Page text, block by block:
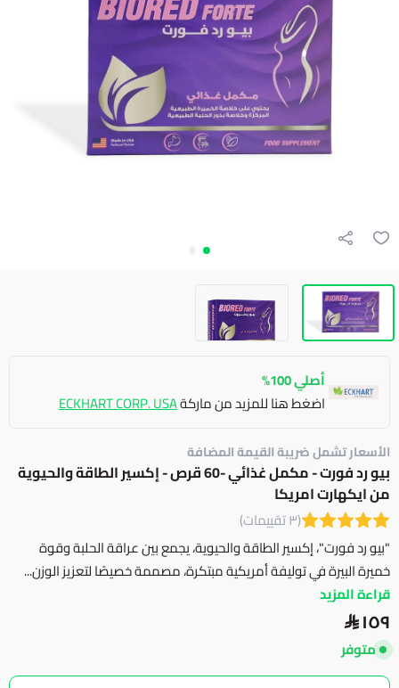
أصلي 100%
اضغط هنا للمزيد من ماركةECKHART CORP. USA
الأسعار تشمل ضريبة القيمة المضافة
بيو رد فورت - مكمل غذائي -60 قرص - إكسير الطاقة والحيوية
من ايكهارت امريكا
(٣ تقييمات)
"بيو رد فورت"، إكسير الطاقة والحيوية، يجمع بين عراقة الحلبة وقوة
خميرة البيرة في توليفة أمريكية مبتكرة، مصممة خصيصًا لتعزيز الوزن...
قراءة المزيد
١٥٩
متوفر